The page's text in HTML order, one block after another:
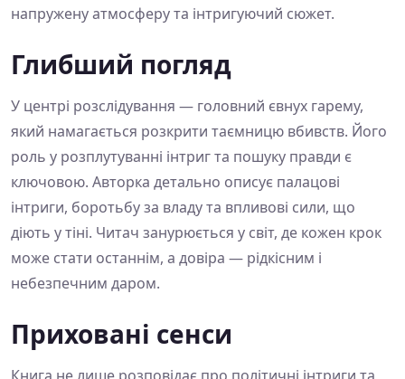
напружену атмосферу та інтригуючий сюжет.
Глибший погляд
У центрі розслідування — головний євнух гарему,
який намагається розкрити таємницю вбивств. Його
роль у розплутуванні інтриг та пошуку правди є
ключовою. Авторка детально описує палацові
інтриги, боротьбу за владу та впливові сили, що
діють у тіні. Читач занурюється у світ, де кожен крок
може стати останнім, а довіра — рідкісним і
небезпечним даром.
Приховані сенси